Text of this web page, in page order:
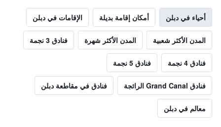
أحياء في دبلن أمكان إقامة بديلة الإقامات في دبلن
المدن الأكثر شعبية المدن الأكثر شهرة فنادق 3 نجمة
فنادق 4 نجمة فنادق 5 نجمة
فنادق Grand Canal الرائجة فنادق في مقاطعة دبلن
معالم في دبلن